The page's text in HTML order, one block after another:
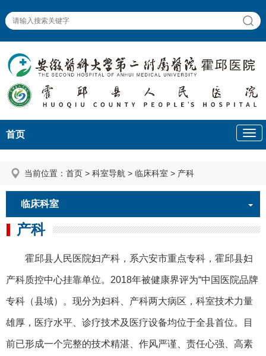
首页
当前位置： 首页 > 科室导航 > 临床科室 > 产科
临床科室
产科
霍邱县人民医院妇产科，系六安市重点专科，霍邱县妇
产科质控中心挂靠单位。2018年被健康界评为“中国医院品牌
专科（县域）。现分为妇科、产科两大病区，科室技术力量
雄厚，医疗水平、诊疗技术及医疗设备均位于全县首位。目
前已形成一个完整的技术精湛、作风严谨、责任心强、高素